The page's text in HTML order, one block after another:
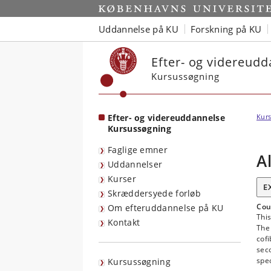
Start
Uddannelse på KU Forskning på KU
Efter- og
Kursussøgning
Efter- og videreuddannelse
Kursussøgning
Faglige emner
Uddannelser
Kurser
Skræddersyede forløb
Om efteruddannelse på KU
Kontakt
Kursussøgning